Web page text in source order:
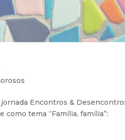
Encontros &
tema “Família, família”: